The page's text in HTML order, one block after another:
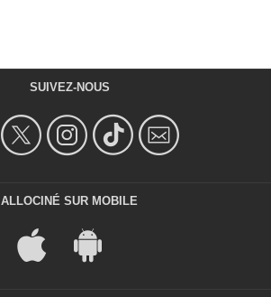
SUIVEZ-NOUS
ALLOCINÉ SUR MOBILE